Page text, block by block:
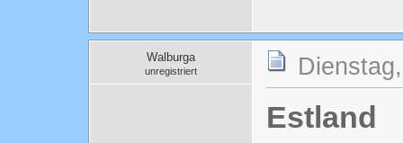
Walburga
unregistriert
Estland